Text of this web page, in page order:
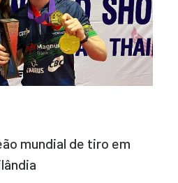
mundial de tiro em